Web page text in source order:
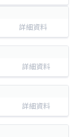
詳細資料
詳細資料
詳細資料